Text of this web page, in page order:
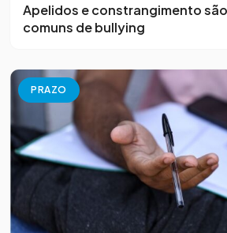
Apelidos e constrangimento
comuns de bullying
PRAZO